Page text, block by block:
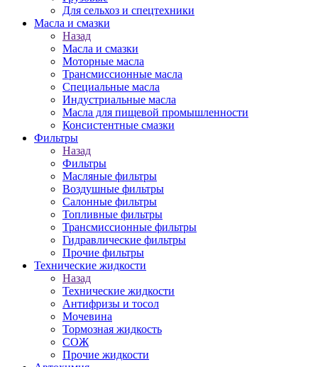
Для сельхоз и спецтехники
Масла и смазки
Назад
Масла и смазки
Моторные масла
Трансмиссионные масла
Специальные масла
Индустриальные масла
Масла для пищевой промышленности
Консистентные смазки
Фильтры
Назад
Фильтры
Масляные фильтры
Воздушные фильтры
Салонные фильтры
Топливные фильтры
Трансмиссионные фильтры
Гидравлические фильтры
Прочие фильтры
Технические жидкости
Назад
Технические жидкости
Антифризы и тосол
Мочевина
Тормозная жидкость
СОЖ
Прочие жидкости